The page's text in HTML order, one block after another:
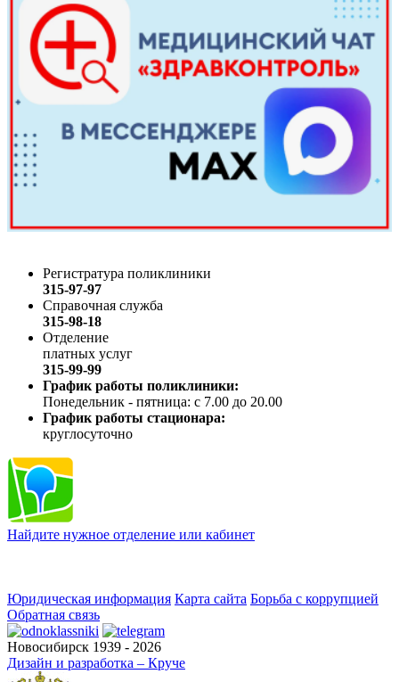
Регистратура поликлиники
315-97-97
Справочная служба
315-98-18
Отделение
платных услуг
315-99-99
График работы поликлиники:
Понедельник - пятница: с 7.00 до 20.00
График работы стационара:
круглосуточно
Найдите нужное отделение или кабинет
Юридическая информация Карта сайта Борьба с коррупцией
Обратная связь
Новосибирск 1939 - 2026
Дизайн и разработка – Круче